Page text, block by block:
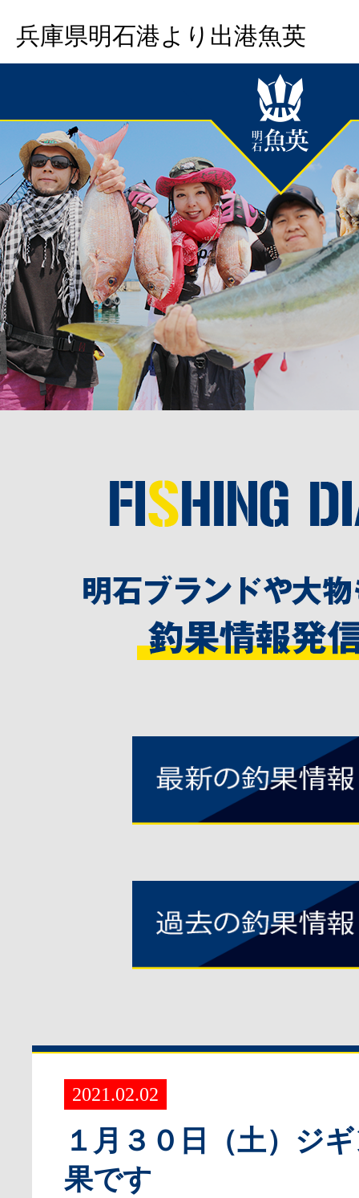
兵庫県明石港より出港魚英
2021.02.02
１月３０日（土）ジ
果です